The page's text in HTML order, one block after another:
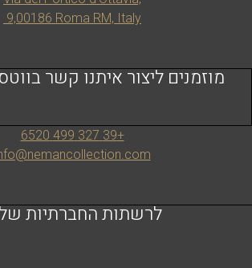
9,00186 Roma RM, Italy
מוזמנים ליצור איתנו קשר
+39 327 499 6520
לרשתות החברתיות